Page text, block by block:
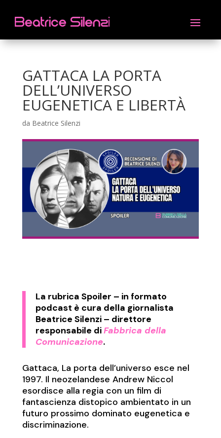
GATTACA LA PORTA
DELL’UNIVERSO
EUGENETICA E LIBERTÀ
da Beatrice Silenzi
La rubrica Spoiler – in formato
podcast è cura della giornalista
Beatrice Silenzi – direttore
responsabile diFabbrica della
Comunicazione.
Gattaca, La porta dell’universo esce nel
1997. Il neozelandese Andrew Niccol
esordisce alla regia con un film di
fantascienza distopico ambientato in un
futuro prossimo dominato eugenetica e
discriminazione.